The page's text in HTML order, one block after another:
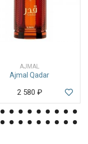
AJMAL
Ajmal Qadar
2 580 ₽